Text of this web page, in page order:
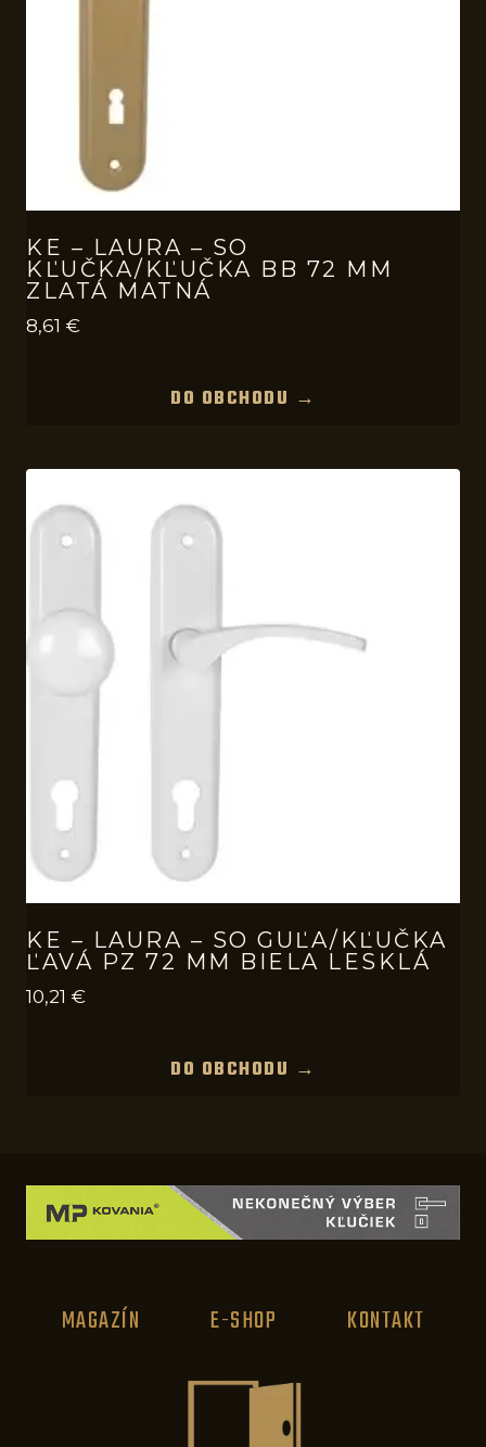
KE – LAURA – SO
KĽUČKA/KĽUČKA BB 72 MM
ZLATÁ MATNÁ
8,61 €
DO OBCHODU →
KE – LAURA – SO GUĽA/KĽUČKA
ĽAVÁ PZ 72 MM BIELA LESKLÁ
10,21 €
DO OBCHODU →
MAGAZÍN E-SHOP KONTAKT